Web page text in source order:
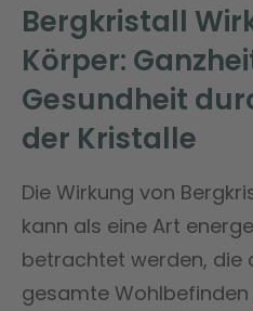
Bergkristall
Körper:
Gesundheit
der Kristalle
Die Wirkung von
kann als eine Art
betrachtet werden, die
gesamte Wohlbefinden